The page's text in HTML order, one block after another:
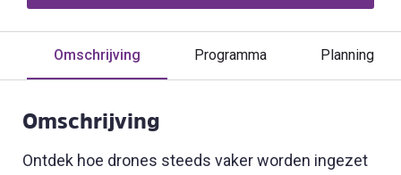
Omschrijving Programma Planning
Omschrijving
Ontdek hoe drones steeds vaker worden ingezet